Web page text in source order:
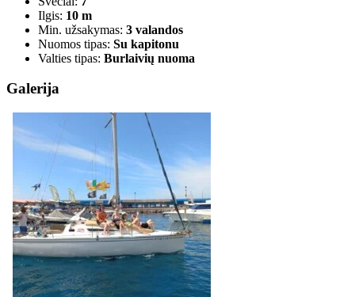
Ilgis: 10 m
Min. užsakymas: 3 valandos
Nuomos tipas: Su kapitonu
Valties tipas: Burlaivių nuoma
Galerija